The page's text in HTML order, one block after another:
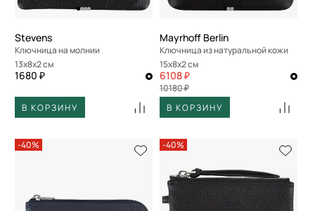
Stevens
Ключница на молнии
13x8x2 см
1680 ₽
В КОРЗИНУ
Mayrhoff Berlin
Ключница из натуральной кожи
15x8x2 см
6108 ₽
10180 ₽
В КОРЗИНУ
-40% -40%